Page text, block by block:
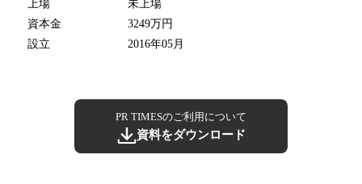
上場
未上場
資本金
3249万円
設立
2016年05月
PR TIMESのご利用について
資料をダウンロード